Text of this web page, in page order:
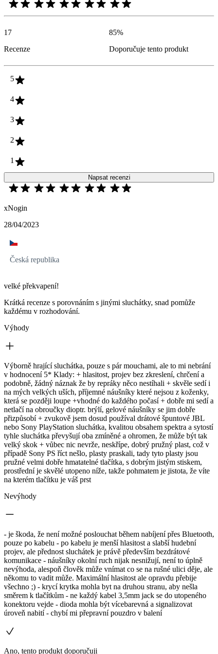
17
Recenze
85%
Doporučuje tento produkt
5
4
3
2
1
Napsat recenzi
xNogin
28/04/2023
Česká republika
velké překvapení!
Krátká recenze s porovnáním s jinými sluchátky, snad pomůže
každému v rozhodování.
Výhody
Výborně hrající sluchátka, pouze s pár mouchami, ale to mi nebrání
v hodnocení 5* Klady: + hlasitost, projev bez zkreslení, chrčení a
podobně, žádný náznak že by repráky něco nestíhali + skvěle sedí i
na mých velkých uších, příjemné náušníky které nejsou z koženky,
která se později loupe +vhodné do každého počasí + dobře mi sedí a
netlačí na obroučky dioptr. brýlí, gelové náušníky se jim dobře
přizpůsobí + zvukově jsem dosud používal drátové špuntové JBL
nebo Sony PlayStation sluchátka, kvalitou obsahem spektra a sytostí
tyhle sluchátka převyšují oba zmíněné a ohromen, že může být tak
velký skok + vůbec nic nevrže, neskřípe, dobrý pružný plast, což v
případě Sony PS říct nešlo, plasty praskali, tady tyto plasty jsou
pružné velmi dobře hmatatelné tlačítka, s dobrým jistým stiskem,
prostřední je skvělé utopeno níže, takže pohmatem je jistota, že víte
na kterém tlačítku je váš prst
Nevýhody
- je škoda, že není možné poslouchat během nabíjení přes Bluetooth,
pouze po kabelu - po kabelu je menší hlasitost a slabší hudební
projev, ale přednost sluchátek je právě především bezdrátové
komunikace - náušníky okolní ruch nijak nesnižují, není to úplně
nevýhoda, alespoň člověk může vnímat co se na rušné ulici děje, ale
někomu to vadit může. Maximální hlasitost ale opravdu přebije
všechno ;) - krycí krytka mohla byt na druhou stranu, aby nešla
směrem k tlačítkům - ne každý kabel 3,5mm jack se do utopeného
konektoru vejde - dioda mohla být vícebarevná a signalizovat
úroveň nabití - chybí mi přepravní pouzdro v balení
Ano, tento produkt doporučuji